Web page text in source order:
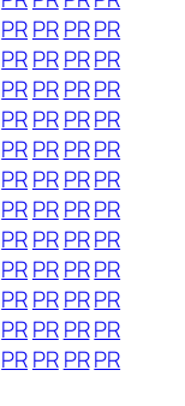
PRPR PRPR
PRPR PRPR
PRPR PRPR
PRPR PRPR
PRPR PRPR
PRPR PRPR
PRPR PRPR
PRPR PRPR
PRPR PRPR
PRPR PRPR
PRPR PRPR
PRPR PRPR